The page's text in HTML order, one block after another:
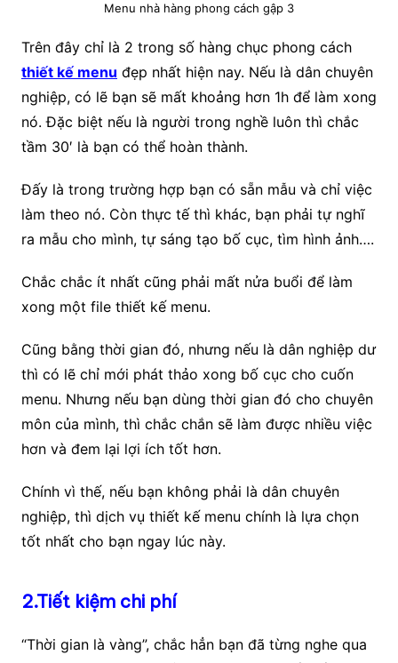
Menu nhà hàng phong cách gập 3
Trên đây chỉ là 2 trong số hàng chục phong cách
thiết kế menu đẹp nhất hiện nay. Nếu là dân chuyên
nghiệp, có lẽ bạn sẽ mất khoảng hơn 1h để làm xong
nó. Đặc biệt nếu là người trong nghề luôn thì chắc
tầm 30′ là bạn có thể hoàn thành.
Đấy là trong trường hợp bạn có sẵn mẫu và chỉ việc
làm theo nó. Còn thực tế thì khác, bạn phải tự nghĩ
ra mẫu cho mình, tự sáng tạo bố cục, tìm hình ảnh….
Chắc chắc ít nhất cũng phải mất nửa buổi để làm
xong một file thiết kế menu.
Cũng bằng thời gian đó, nhưng nếu là dân nghiệp dư
thì có lẽ chỉ mới phát thảo xong bố cục cho cuốn
menu. Nhưng nếu bạn dùng thời gian đó cho chuyên
môn của mình, thì chắc chắn sẽ làm được nhiều việc
hơn và đem lại lợi ích tốt hơn.
Chính vì thế, nếu bạn không phải là dân chuyên
nghiệp, thì dịch vụ thiết kế menu chính là lựa chọn
tốt nhất cho bạn ngay lúc này.
2.Tiết kiệm chi phí
“Thời gian là vàng”, chắc hẳn bạn đã từng nghe qua